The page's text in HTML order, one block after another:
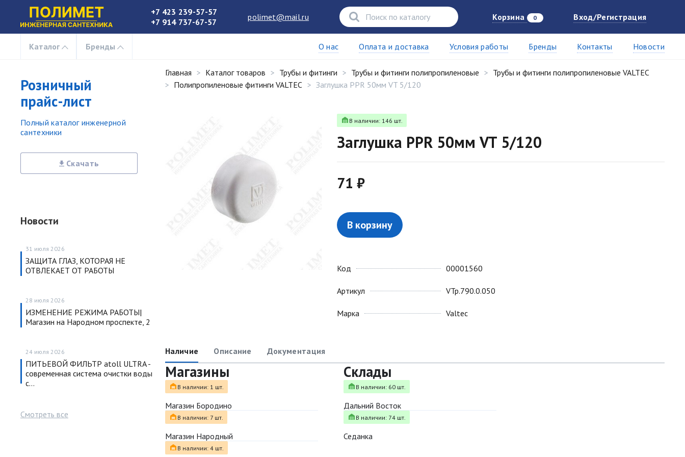
+7 423 239-57-57
+7 914 737-67-57
polimet@mail.ru Корзина 0 Вход/Регистрация
Каталог Бренды О нас Оплата и доставка Условия работы Бренды Контакты Новости
Розничный
прайс-лист
Полный каталог инженерной
сантехники
Скачать
Новости
31 июля 2026
ЗАЩИТА ГЛАЗ, КОТОРАЯ НЕ
ОТВЛЕКАЕТ ОТ РАБОТЫ
28 июля 2026
ИЗМЕНЕНИЕ РЕЖИМА РАБОТЫ|
Магазин на Народном проспекте, 2
24 июля 2026
ПИТЬЕВОЙ ФИЛЬТР atoll ULTRA -
современная система очистки воды
с…
Смотреть все
Главная Каталог товаров Трубы и фитинги Трубы и фитинги полипропиленовые
Трубы и фитинги полипропиленовые VALTEC
Полипропиленовые фитинги VALTEC
Заглушка PPR 50мм VT 5/120
В наличии: 146 шт.
Заглушка PPR 50мм VT 5/120
71 ₽
В корзину
Код
Артикул
Марка
00001560
VTp.790.0.050
Valtec
Наличие Описание Документация
Магазины
В наличии: 1 шт.
Магазин Бородино
В наличии: 7 шт.
Магазин Народный
В наличии: 4 шт.
Склады
В наличии: 60 шт.
Дальний Восток
В наличии: 74 шт.
Седанка